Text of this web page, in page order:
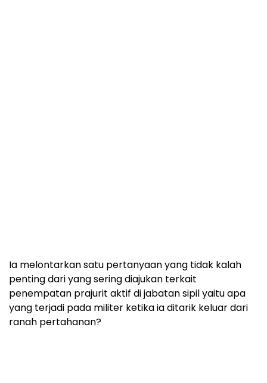
Ia melontarkan satu pertanyaan yang tidak kalah
penting dari yang sering diajukan terkait
penempatan prajurit aktif di jabatan sipil yaitu apa
yang terjadi pada militer ketika ia ditarik keluar dari
ranah pertahanan?